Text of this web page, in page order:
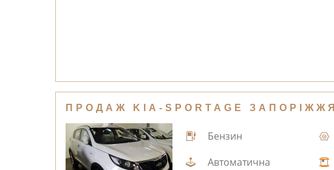
ПРОДАЖ KIA-SPORTAGE ЗАПОРІЖЖЯ
Бензин
Автоматична